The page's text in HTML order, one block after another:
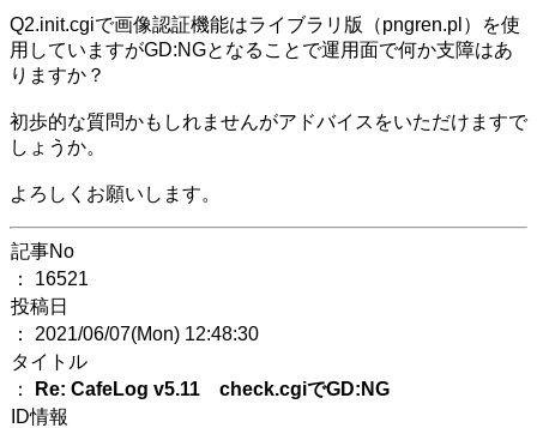
Q2.init.cgiで画像認証機能はライブラリ版（pngren.pl）を使
用していますがGD:NGとなることで運用面で何か支障はあ
りますか？
初歩的な質問かもしれませんがアドバイスをいただけますで
しょうか。
よろしくお願いします。
記事No
： 16521
投稿日
： 2021/06/07(Mon) 12:48:30
タイトル
：
Re: CafeLog v5.11 check.cgiでGD:NG
ID情報